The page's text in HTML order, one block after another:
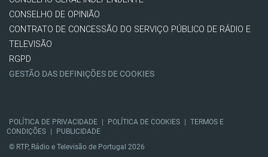
CONSELHO DE OPINIÃO
CONTRATO DE CONCESSÃO DO SERVIÇO PÚBLICO DE RÁDIO E
TELEVISÃO
RGPD
GESTÃO DAS DEFINIÇÕES DE COOKIES
POLÍTICA DE PRIVACIDADE | POLÍTICA DE COOKIES | TERMOS E
CONDIÇÕES |
PUBLICIDADE
© RTP, Rádio e Televisão de Portugal 2026